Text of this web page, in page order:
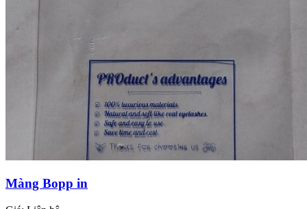
Màng Bopp in